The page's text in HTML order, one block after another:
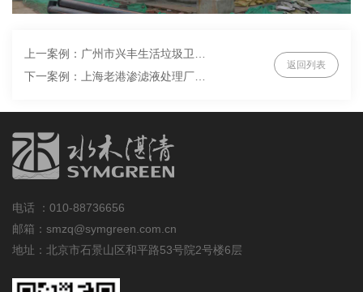
返回列表
电话 ： 010-88736656
邮箱：smzq@symgreen.com.cn
地址：北京市石景山区和平路53号院2号楼6层